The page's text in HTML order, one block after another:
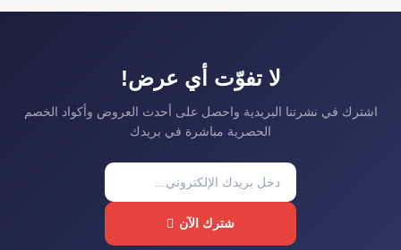
لا تفوّت أي عرض!
اشترك في نشرتنا البريدية واحصل على أحدث العروض وأكواد الخصم
الحصرية مباشرة في بريدك
شترك الآن